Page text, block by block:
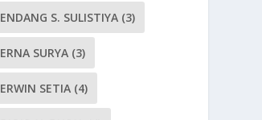
ENDANG S. SULISTIYA (3)
ERNA SURYA (3)
ERWIN SETIA (4)